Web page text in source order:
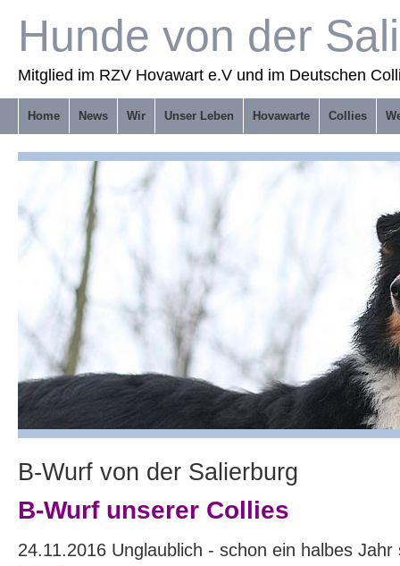
Hunde von der
Mitglied im RZV Hovawart e.V und im Deutschen
Home News Wir Unser Leben Hovawarte Collies
B-Wurf von der Salierburg
B-Wurf unserer Collies
24.11.2016 Unglaublich - schon ein halbes